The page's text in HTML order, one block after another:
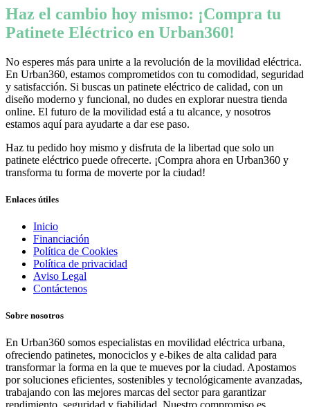
Haz el cambio hoy mismo: ¡Compra tu
Patinete Eléctrico en Urban360!
No esperes más para unirte a la revolución de la movilidad eléctrica.
En Urban360, estamos comprometidos con tu comodidad, seguridad
y satisfacción. Si buscas un patinete eléctrico de calidad, con un
diseño moderno y funcional, no dudes en explorar nuestra tienda
online. El futuro de la movilidad está a tu alcance, y nosotros
estamos aquí para ayudarte a dar ese paso.
Haz tu pedido hoy mismo y disfruta de la libertad que solo un
patinete eléctrico puede ofrecerte. ¡Compra ahora en Urban360 y
transforma tu forma de moverte por la ciudad!
Enlaces útiles
Inicio
Financiación
Política de Cookies
Política de privacidad
Aviso Legal
Contáctenos
Sobre nosotros
En Urban360 somos especialistas en movilidad eléctrica urbana,
ofreciendo patinetes, monociclos y e-bikes de alta calidad para
transformar la forma en la que te mueves por la ciudad. Apostamos
por soluciones eficientes, sostenibles y tecnológicamente avanzadas,
trabajando con las mejores marcas del sector para garantizar